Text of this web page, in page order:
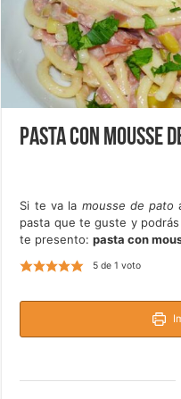
Pasta con mousse
Si te va la mousse de pato
pasta que te guste y
te presento:pasta con
5de 1 voto